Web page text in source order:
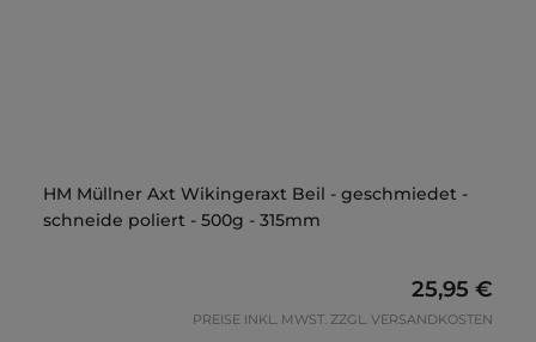
HM Müllner Axt Wikingeraxt Beil - geschmiedet -
schneide poliert - 500g - 315mm
Regulärer
25,95 €
PREISE INKL. MWST. ZZGL. VERSANDKOSTEN